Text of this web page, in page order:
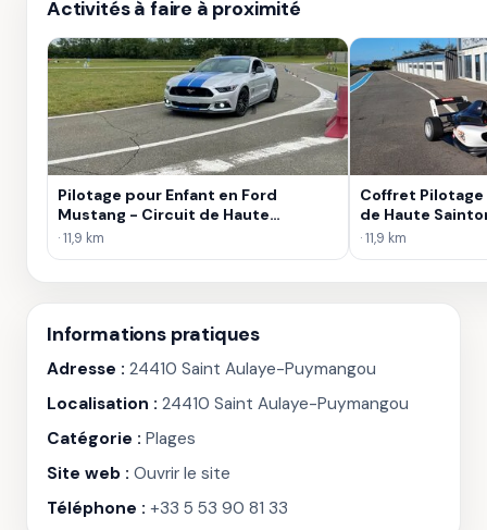
Activités à faire à proximité
Pilotage pour Enfant en Ford
Mustang - Circuit de Haute
Saintonge
· 11,9 km
Coffret
de Haute
· 11,9 km
Informations pratiques
Adresse : 24410 Saint Aulaye-Puymangou
Localisation : 24410 Saint Aulaye-Puymangou
Catégorie : Plages
Site web : Ouvrir le site
Téléphone : +33 5 53 90 81 33